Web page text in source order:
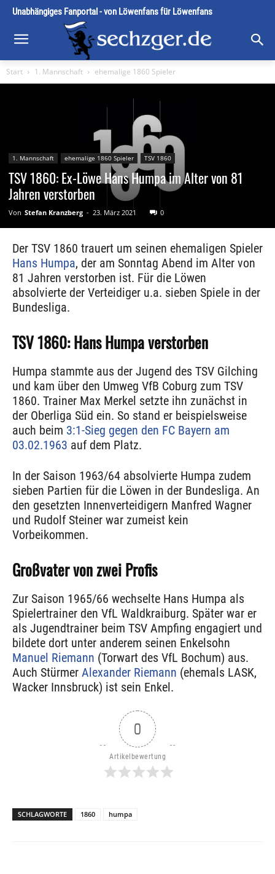
Unabhängiges Fanportal - von Löwenfans für Löwenfans
Start 1. Mannschaft ehemalige 1860 Spieler
1. Mannschaft ehemalige 1860 Spieler TSV 1860
TSV 1860: Ex-Löwe Hans Humpa im Alter von 81
Jahren verstorben
Von Stefan Kranzberg - 23. März 2021 0
Der TSV 1860 trauert um seinen ehemaligen Spieler
Hans Humpa, der am Sonntag Abend im Alter von
81 Jahren verstorben ist. Für die Löwen
absolvierte der Verteidiger u.a. sieben Spiele in der
Bundesliga.
TSV 1860: Hans Humpa verstorben
Humpa stammte aus der Jugend des TSV Gilching
und kam über den Umweg VfB Coburg zum TSV
1860. Trainer Max Merkel setzte ihn zunächst in
der Oberliga Süd ein. So stand er beispielsweise
auch beim 3:1-Sieg gegen den FC Bayern am
03.02.1963 auf dem Platz.
In der Saison 1963/64 absolvierte Humpa zudem
sieben Partien für die Löwen in der Bundesliga. An
den gesetzten Innenverteidigern Manfred Wagner
und Rudolf Steiner war zumeist kein
Vorbeikommen.
Großvater von zwei Profis
Zur Saison 1965/66 wechselte Hans Humpa als
Spielertrainer den VfL Waldkraiburg. Später war er
als Jugendtrainer beim TSV Ampfing engagiert und
bildete dort unter anderem seinen Enkelsohn
Manuel Riemann (Torwart des VfL Bochum) aus.
Auch Stürmer Alexander Riemann (ehemals LASK,
Wacker Innsbruck) ist sein Enkel.
0
Artikelbewertung
SCHLAGWORTE 1860 humpa